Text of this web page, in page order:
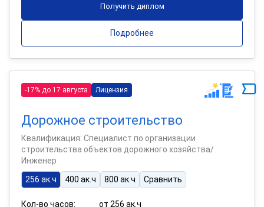
Получить диплом
Подробнее
-17% до 17 августа Лицензия
Дорожное строительство
Квалификация: Специалист по организации
строительства объектов дорожного хозяйства/
Инженер
256 ак.ч
400 ак.ч 800 ак.ч Сравнить
Кол-во часов:
от 256 ак.ч